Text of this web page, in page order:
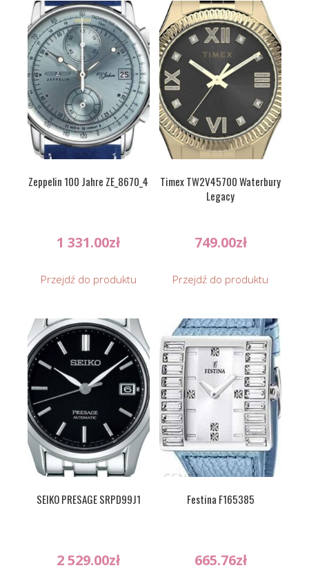
Zeppelin 100 Jahre ZE_8670_4
1 331.00zł
Przejdź do produktu
Timex TW2V45700 Waterbury
Legacy
749.00zł
Przejdź do produktu
SEIKO PRESAGE SRPD99J1
2 529.00zł
Festina F165385
665.76zł